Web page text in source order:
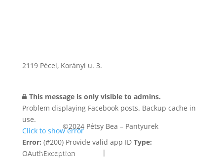
2119 Pécel, Korányi u. 3.
This message is only visible to admins.
Problem displaying Facebook posts. Backup cache in
use.
Click to show error
Error: (#200) Provide valid app ID Type:
OAuthException
©2024 Pétsy Bea – Pantyurek
A vásárlás menete |